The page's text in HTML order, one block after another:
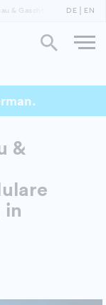
& Gascht DE EN
&
in